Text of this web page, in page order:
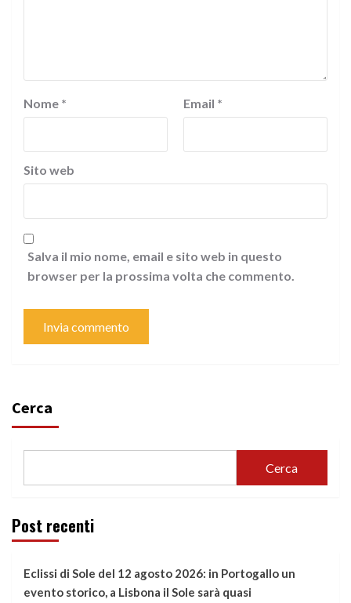
Nome * Email *
Sito web
Salva il mio nome, email e sito web in questo
browser per la prossima volta che commento.
Cerca
Cerca
Post recenti
Eclissi di Sole del 12 agosto 2026: in Portogallo un
evento storico, a Lisbona il Sole sarà quasi